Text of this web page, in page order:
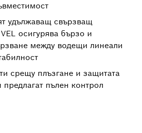
удължаващ свързващ
осигурява бързо и
между водещи линеали
срещу плъзгане и защитата
пълен контрол